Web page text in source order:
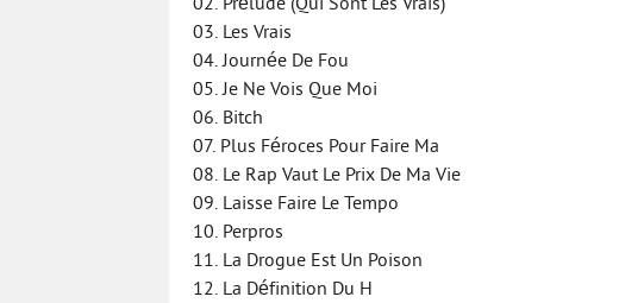
02. Prélude (Qui Sont Les Vrais)
03. Les Vrais
04. Journée De Fou
05. Je Ne Vois Que Moi
06. Bitch
07. Plus Féroces Pour Faire Ma
08. Le Rap Vaut Le Prix De Ma Vie
09. Laisse Faire Le Tempo
10. Perpros
11. La Drogue Est Un Poison
12. La Définition Du H